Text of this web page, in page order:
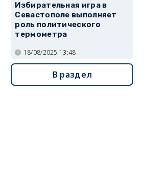
Избирательная игра в
Севастополе выполняет
роль политического
термометра
18/08/2025 13:48
В раздел